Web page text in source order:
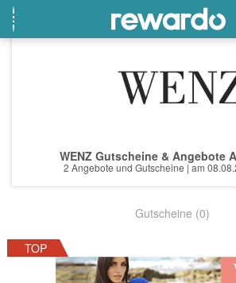
Lieferando
Temu
Beste Gutscheine
Top Gutscheine
Sonderaktionen
Beste Angebote
Top Angebote
WENZ Gutscheine & Angebote
2 Angebote und Gutscheine | am
Gutscheine (0)
TOP